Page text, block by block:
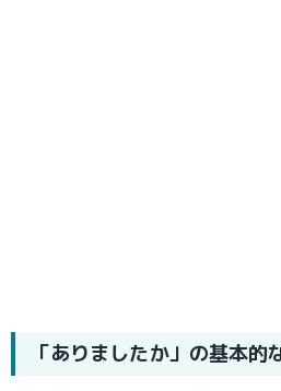
「ありましたか」の基本的